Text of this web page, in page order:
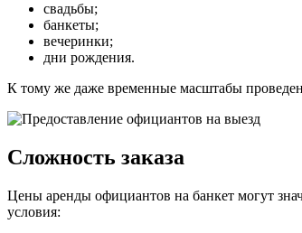
свадьбы;
банкеты;
вечеринки;
дни рождения.
К тому же даже временные масштабы
Сложность заказа
Цены аренды официантов на банкет могут
условия: